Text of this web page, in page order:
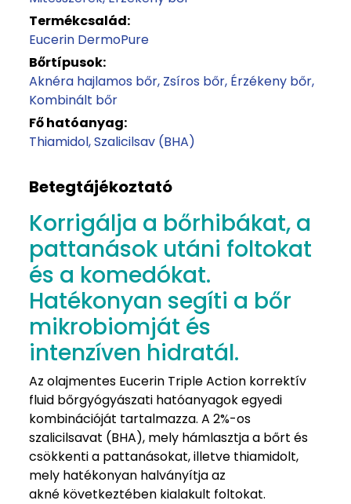
Termékcsalád:
Eucerin DermoPure
Bőrtípusok:
Aknéra hajlamos bőr Zsíros bőr Érzékeny bőr
Kombinált bőr
Fő hatóanyag:
Thiamidol Szalicilsav (BHA)
Betegtájékoztató
Korrigálja a bőrhibákat, a
pattanások utáni foltokat
és a komedókat.
Hatékonyan segíti a bőr
mikrobiomját és
intenzíven hidratál.
Az olajmentes Eucerin Triple Action korrektív
fluid bőrgyógyászati hatóanyagok egyedi
kombinációját tartalmazza. A 2%-os
szalicilsavat (BHA), mely hámlasztja a bőrt és
csökkenti a pattanásokat, illetve thiamidolt,
mely hatékonyan halványítja az
akné következtében kialakult foltokat.